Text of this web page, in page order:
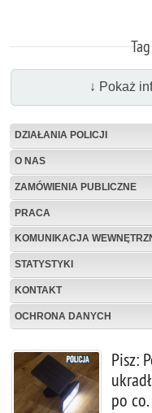
↓ Pokaż
DZIAŁANIA POLICJI
O NAS
ZAMÓWIENIA PUBLICZNE
PRACA
KOMUNIKACJA
STATYSTYKI
KONTAKT
OCHRONA DANYCH
Pisz:
po